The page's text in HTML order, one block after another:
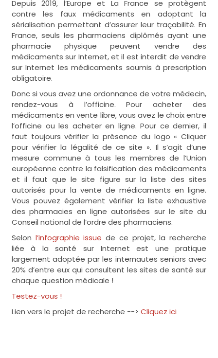
Depuis 2019, l’Europe et La France se protègent
contre les faux médicaments en adoptant la
sérialisation permettant d’assurer leur traçabilité. En
France, seuls les pharmaciens diplômés ayant une
pharmacie physique peuvent vendre des
médicaments sur Internet, et il est interdit de vendre
sur Internet les médicaments soumis à prescription
obligatoire.
Donc si vous avez une ordonnance de votre médecin,
rendez-vous à l’officine. Pour acheter des
médicaments en vente libre, vous avez le choix entre
l’officine ou les acheter en ligne. Pour ce dernier, il
faut toujours vérifier la présence du logo « Cliquer
pour vérifier la légalité de ce site ». Il s’agit d’une
mesure commune à tous les membres de l’Union
européenne contre la falsification des médicaments
et il faut que le site figure sur la liste des sites
autorisés pour la vente de médicaments en ligne.
Vous pouvez également vérifier la liste exhaustive
des pharmacies en ligne autorisées sur le site du
Conseil national de l’ordre des pharmaciens.
Selon l’infographie issue de ce projet, la recherche
liée à la santé sur Internet est une pratique
largement adoptée par les internautes seniors avec
20% d’entre eux qui consultent les sites de santé sur
chaque question médicale !
Testez-vous !
Lien vers le projet de recherche --> Cliquez ici